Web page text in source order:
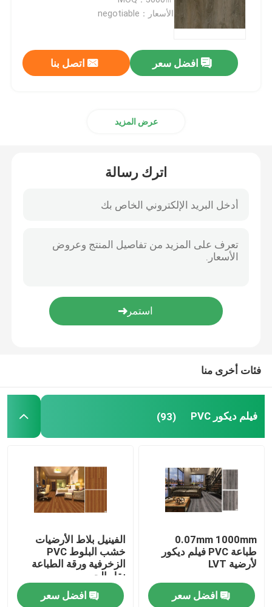
فيلم PVC لاصق ذاتي
فيلم الخشب الحبوب البلاستيكية
ارضيات فينيل خشبية
ملصق الحائط من البيت
الأسعار：negotiable
افضل سعر اتصل بنا
عرض المزيد
اترك رسالة
فئات أخرى منا
فيلم ديكور PVC (93)
0.07mm 1000mm
طباعة PVC فيلم ديكور
لأرضية LVT
افضل سعر
الفينيل بلاط الأرضيات
خشب البلوط PVC
الزخرفية ورقة الطباعة
نقل الحبر
افضل سعر